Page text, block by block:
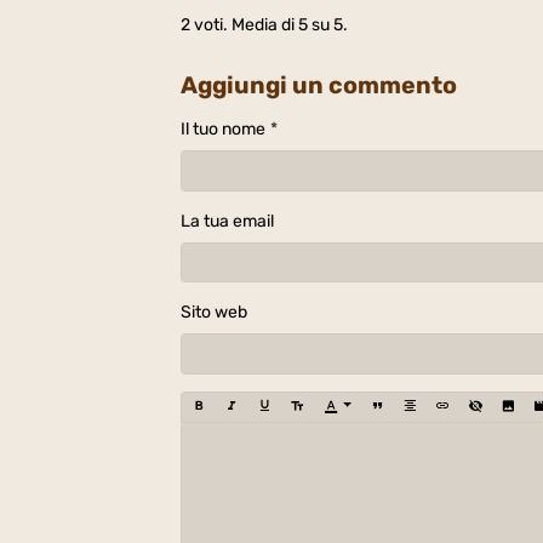
2voti. Media di5su 5.
Aggiungi un commento
Il tuo nome
La tua email
Sito web